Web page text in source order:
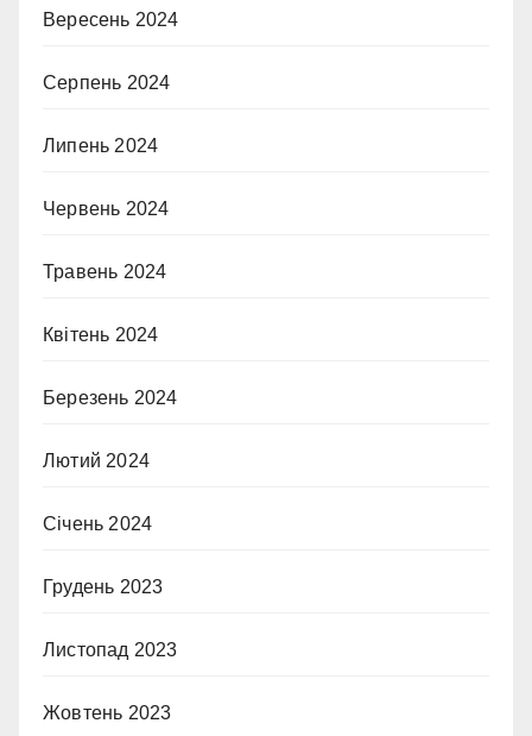
Вересень 2024
Серпень 2024
Липень 2024
Червень 2024
Травень 2024
Квітень 2024
Березень 2024
Лютий 2024
Січень 2024
Грудень 2023
Листопад 2023
Жовтень 2023